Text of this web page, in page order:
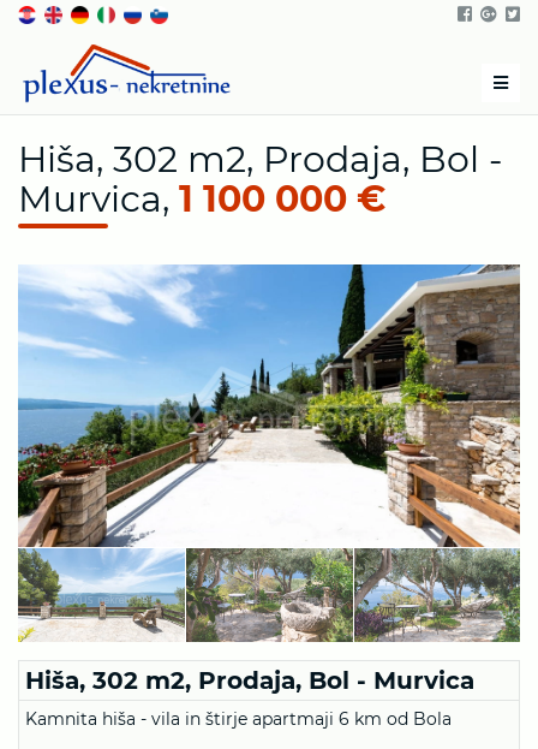
Menu
Hiša, 302 m2, Prodaja, Bol -
Murvica, 1 100 000 €
Hiša, 302 m2, Prodaja, Bol - Murvica
Kamnita hiša - vila in štirje apartmaji 6 km od Bola